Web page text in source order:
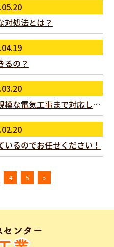
対処法とは？
るの？
大掛かりな電気工事から小規模な電気工事まで対応しています
るのでお任せください！
4 5 »